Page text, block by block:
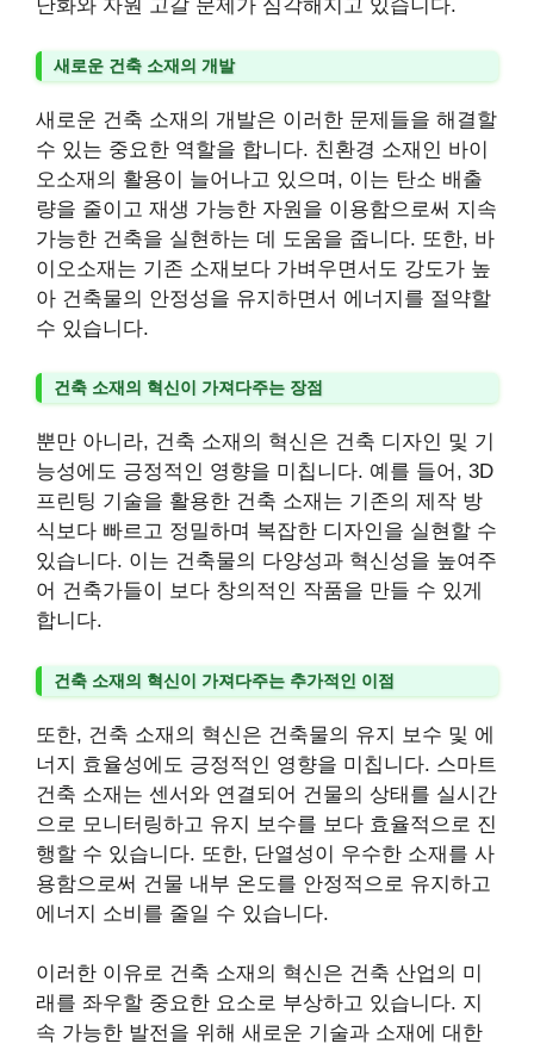
난화와 자원 고갈 문제가 심각해지고 있습니다.
새로운 건축 소재의 개발
새로운 건축 소재의 개발은 이러한 문제들을 해결할
수 있는 중요한 역할을 합니다. 친환경 소재인 바이
오소재의 활용이 늘어나고 있으며, 이는 탄소 배출
량을 줄이고 재생 가능한 자원을 이용함으로써 지속
가능한 건축을 실현하는 데 도움을 줍니다. 또한, 바
이오소재는 기존 소재보다 가벼우면서도 강도가 높
아 건축물의 안정성을 유지하면서 에너지를 절약할
수 있습니다.
건축 소재의 혁신이 가져다주는 장점
뿐만 아니라, 건축 소재의 혁신은 건축 디자인 및 기
능성에도 긍정적인 영향을 미칩니다. 예를 들어, 3D
프린팅 기술을 활용한 건축 소재는 기존의 제작 방
식보다 빠르고 정밀하며 복잡한 디자인을 실현할 수
있습니다. 이는 건축물의 다양성과 혁신성을 높여주
어 건축가들이 보다 창의적인 작품을 만들 수 있게
합니다.
건축 소재의 혁신이 가져다주는 추가적인 이점
또한, 건축 소재의 혁신은 건축물의 유지 보수 및 에
너지 효율성에도 긍정적인 영향을 미칩니다. 스마트
건축 소재는 센서와 연결되어 건물의 상태를 실시간
으로 모니터링하고 유지 보수를 보다 효율적으로 진
행할 수 있습니다. 또한, 단열성이 우수한 소재를 사
용함으로써 건물 내부 온도를 안정적으로 유지하고
에너지 소비를 줄일 수 있습니다.
이러한 이유로 건축 소재의 혁신은 건축 산업의 미
래를 좌우할 중요한 요소로 부상하고 있습니다. 지
속 가능한 발전을 위해 새로운 기술과 소재에 대한